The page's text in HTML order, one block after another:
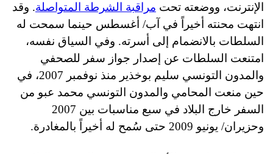
الإنترنت، ووضعته تحت مراقبة الشرطة المتواصلة. وقد
انتهت محنته أخيراً في آب/ أغسطس حينما سمحت له
السلطات بالانضمام إلى أسرته. وفي السياق نفسه،
امتنعت السلطات عن إصدار جواز سفر للصحفي
والمدون التونسي سليم بوخذير منذ نوفمبر 2007، في
حين منعت المحامي والمدون التونسي محمد عبو من
السفر خارج البلاد في سبع مناسبات بين 2007
وحزيران/ يونيو 2009 حتى سُمح له أخيراً بالمغادرة.